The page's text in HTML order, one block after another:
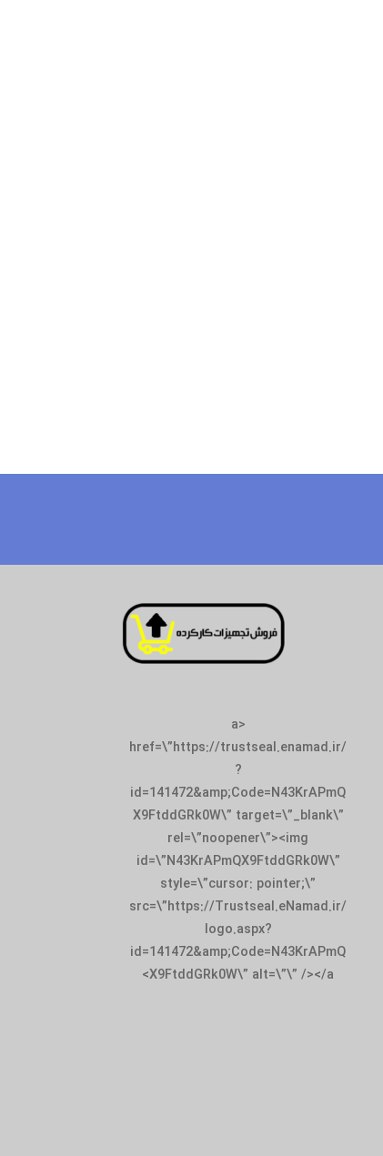
<a
href=\”https://trustseal.enamad.ir/
?
id=141472&amp;Code=N43KrAPmQ
X9FtddGRk0W\” target=\”_blank\”
rel=\”noopener\”><img
id=\”N43KrAPmQX9FtddGRk0W\”
style=\”cursor: pointer;\”
src=\”https://Trustseal.eNamad.ir/
logo.aspx?
id=141472&amp;Code=N43KrAPmQ
X9FtddGRk0W\” alt=\”\” /></a>